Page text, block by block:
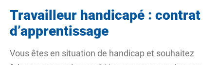
Travailleur handicapé : contrat
d’apprentissage
Vous êtes en situation de handicap et souhaitez